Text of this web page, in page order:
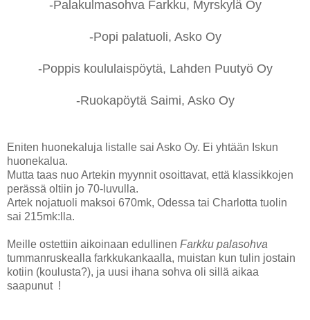
-Palakulmasohva Farkku, Myrskylä Oy
-Popi palatuoli, Asko Oy
-Poppis koululaispöytä, Lahden Puutyö Oy
-Ruokapöytä Saimi, Asko Oy
Eniten huonekaluja listalle sai Asko Oy. Ei yhtään Iskun
huonekalua.
Mutta taas nuo Artekin myynnit osoittavat, että klassikkojen
perässä oltiin jo 70-luvulla.
Artek nojatuoli maksoi 670mk, Odessa tai Charlotta tuolin
sai 215mk:lla.
Meille ostettiin aikoinaan edullinen Farkku palasohva
tummanruskealla farkkukankaalla, muistan kun tulin jostain
kotiin (koulusta?), ja uusi ihana sohva oli sillä aikaa
saapunut !